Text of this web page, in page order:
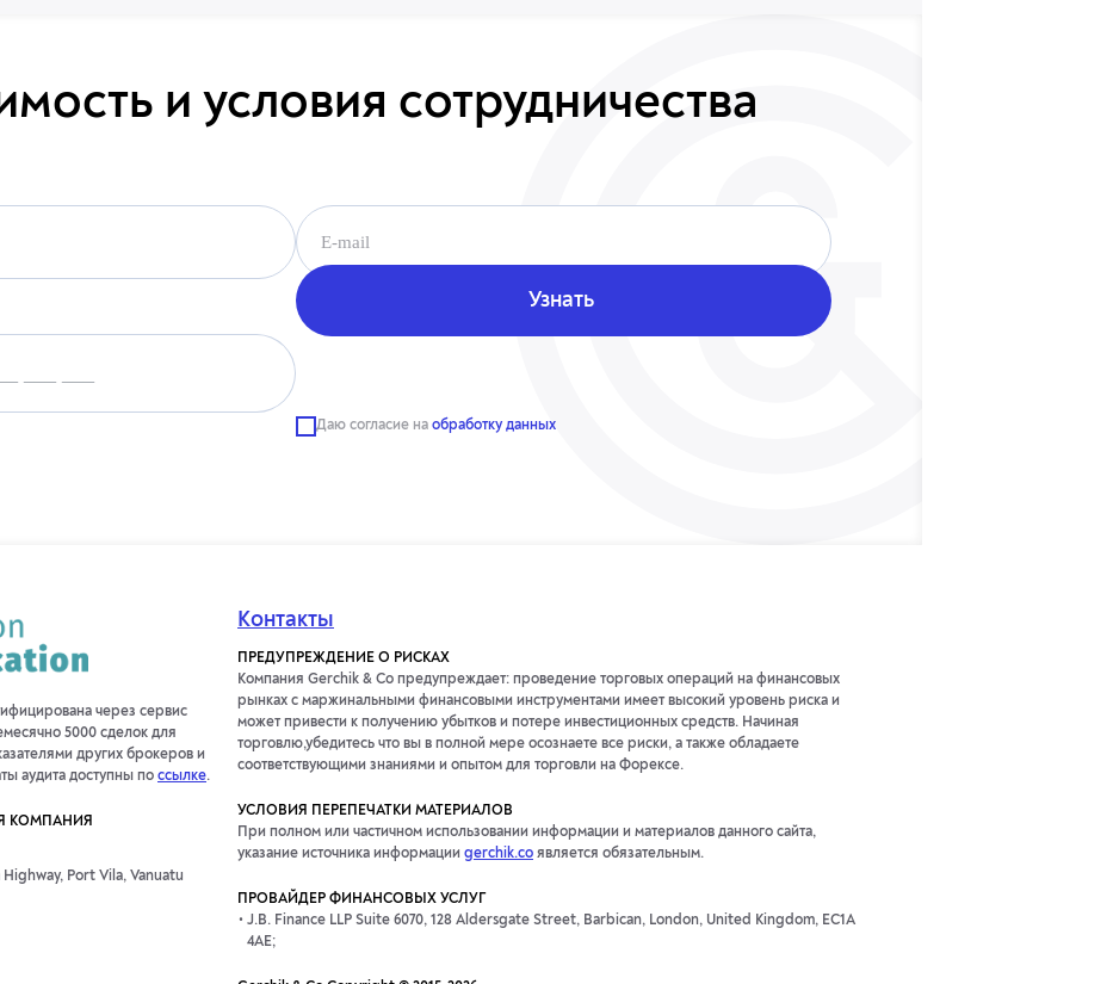
и условия сотрудничества
Даю согласие на обработку данных
через сервис
5000 сделок для
других брокеров и
аудита доступны по ссылке.
КОМПАНИЯ
Port Vila, Vanuatu
Контакты
ПРЕДУПРЕЖДЕНИЕ О РИСКАХ
Компания Gerchik & Co предупреждает: проведение торговых операций на финансовых
рынках с маржинальными финансовыми инструментами имеет высокий уровень риска и
может привести к получению убытков и потере инвестиционных средств. Начиная
торговлю,убедитесь что вы в полной мере осознаете все риски, а также обладаете
соответствующими знаниями и опытом для торговли на Форексе.
УСЛОВИЯ ПЕРЕПЕЧАТКИ МАТЕРИАЛОВ
При полном или частичном использовании информации и материалов данного сайта,
указание источника информации gerchik.co является обязательным.
ПРОВАЙДЕР ФИНАНСОВЫХ УСЛУГ
J.B. Finance LLP Suite 6070, 128 Aldersgate Street, Barbican, London, United Kingdom, EC1A
4AE;